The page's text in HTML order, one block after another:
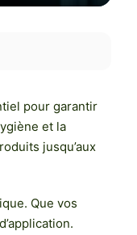
pour garantir
et la
jusqu’aux
Que vos